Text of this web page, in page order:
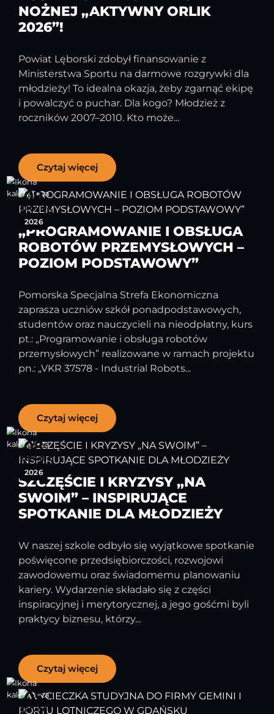
NOŻNEJ „AKTYWNY ORLIK
2026”!
Powiat Lęborski zdobył finansowanie z
Ministerstwa Sportu na darmowe rozgrywki dla
młodzieży! To idealna okazja, żeby zgarnąć ekipę
i powalczyć o puchar. Dla kogo? Młodzież z
roczników 2007–2010. Kto może...
Czytaj więcej
09
czerwiec
2026
„PROGRAMOWANIE I OBSŁUGA
ROBOTÓW PRZEMYSŁOWYCH –
POZIOM PODSTAWOWY”
Pomorska Specjalna Strefa Ekonomiczna
zaprasza uczniów szkół ponadpodstawowych,
studentów oraz nauczycieli na nieodpłatny, kurs
pt.: „Programowanie i obsługa robotów
przemysłowych” realizowane w ramach projektu
pn.: „VKR 37578 - Industrial Robots...
Czytaj więcej
08
czerwiec
2026
SZCZĘŚCIE I KRYZYSY „NA
SWOIM” – INSPIRUJĄCE
SPOTKANIE DLA MŁODZIEŻY
W naszej szkole odbyło się wyjątkowe spotkanie
poświęcone przedsiębiorczości, rozwojowi
zawodowemu oraz świadomemu planowaniu
kariery. Wydarzenie składało się z części
inspiracyjnej i merytorycznej, a jego gośćmi byli
praktycy biznesu, którzy...
Czytaj więcej
05
czerwiec